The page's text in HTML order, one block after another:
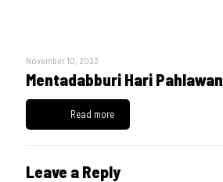
November 10, 2023
Mentadabburi Hari Pahlawan
Read more
Leave a Reply